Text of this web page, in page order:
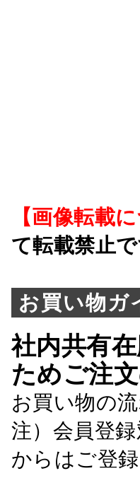
【画像転載
て転載禁止で
お買い
社内共有
ためご注
お買い物の
注）会員登
からはご登